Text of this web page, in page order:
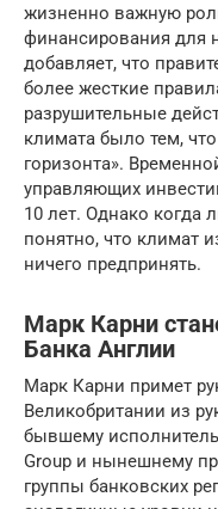
жизненно важную
финансирования для
добавляет, что
более жесткие
разрушительные
климата было тем,
горизонта».
управляющих
10 лет. Однако когда
понятно, что климат
ничего предпринять.
Марк Карни
Банка Англии
Марк Карни примет
Великобритании из
бывшему
Group и нынешнему
группы банковских